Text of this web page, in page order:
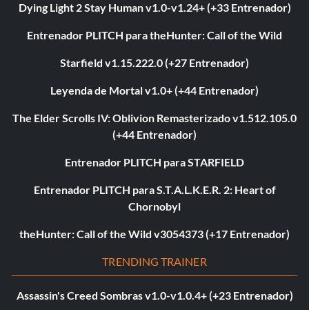
Dying Light 2 Stay Human v1.0-v1.24+ (+33 Entrenador)
Entrenador PLITCH para theHunter: Call of the Wild
Starfield v1.15.222.0 (+27 Entrenador)
Leyenda de Mortal v1.0+ (+44 Entrenador)
The Elder Scrolls IV: Oblivion Remasterizado v1.512.105.0
(+44 Entrenador)
Entrenador PLITCH para STARFIELD
Entrenador PLITCH para S.T.A.L.K.E.R. 2: Heart of
Chornobyl
theHunter: Call of the Wild v3054373 (+17 Entrenador)
TRENDING TRAINER
Assassin's Creed Sombras v1.0-v1.0.4+ (+23 Entrenador)